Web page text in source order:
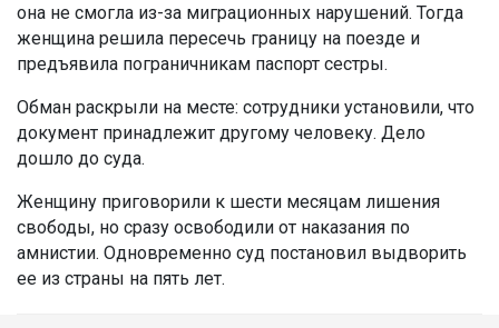
она не смогла из-за миграционных нарушений. Тогда
женщина решила пересечь границу на поезде и
предъявила пограничникам паспорт сестры.
Обман раскрыли на месте: сотрудники установили, что
документ принадлежит другому человеку. Дело
дошло до суда.
Женщину приговорили к шести месяцам лишения
свободы, но сразу освободили от наказания по
амнистии. Одновременно суд постановил выдворить
ее из страны на пять лет.